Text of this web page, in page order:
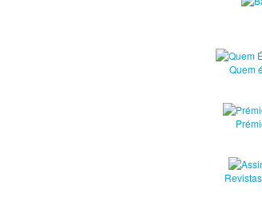
Quem